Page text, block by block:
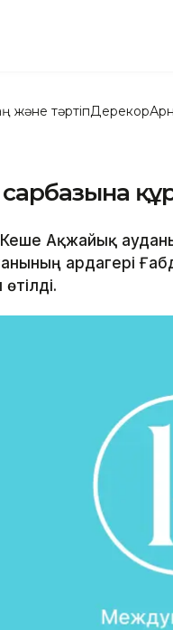
және тәртіпДерекқор
Кеше Ақжайық
ардагері